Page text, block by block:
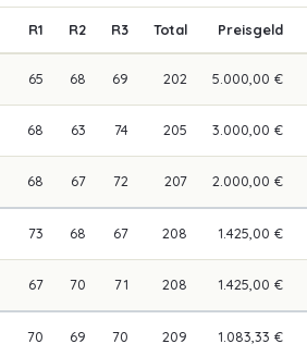
R1 R2 R3 Total Preisgeld
65 68 69 202 5.000,00 €
68 63 74 205 3.000,00 €
68 67 72 207 2.000,00 €
73 68 67 208 1.425,00 €
67 70 71 208 1.425,00 €
70 69 70 209 1.083,33 €